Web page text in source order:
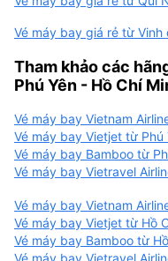
Vé máy bay giá rẻ từ Vinh
Tham khảo các
Phú Yên - Hồ Chí
Vé máy bay Vietnam
Vé máy bay Vietjet từ Phú
Vé máy bay Bamboo từ
Vé máy bay Vietravel
Vé máy bay Vietnam
Vé máy bay Vietjet từ Hồ
Vé máy bay Bamboo từ
Vé máy bay Vietravel